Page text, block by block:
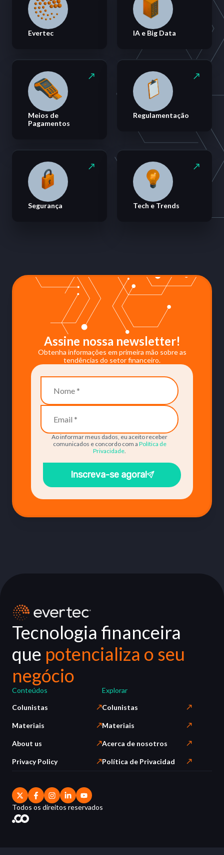
Evertec IA e Big Data
Meios de
Pagamentos
Regulamentação
Segurança Tech e Trends
Assine nossa newsletter!
Obtenha informações em primeira mão sobre as
tendências do setor financeiro.
Ao informar meus dados, eu aceito receber
comunicados e concordo com a Política de
Privacidade.
Inscreva-se agora!
Tecnologia financeira
que potencializa o seu
negócio
Conteúdos
Colunistas
Materiais
About us
Privacy Policy
Explorar
Colunistas
Materiais
Acerca de nosotros
Política de Privacidad
Todos os direitos reservados